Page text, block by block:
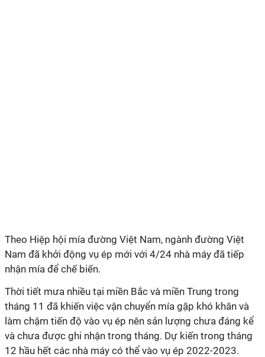
Theo Hiệp hội mía đường Việt Nam, ngành đường Việt
Nam đã khởi động vụ ép mới với 4/24 nhà máy đã tiếp
nhận mía để chế biến.
Thời tiết mưa nhiều tại miền Bắc và miền Trung trong
tháng 11 đã khiến việc vận chuyển mía gặp khó khăn và
làm chậm tiến độ vào vụ ép nên sản lượng chưa đáng kể
và chưa được ghi nhận trong tháng. Dự kiến trong tháng
12 hầu hết các nhà máy có thể vào vụ ép 2022-2023.